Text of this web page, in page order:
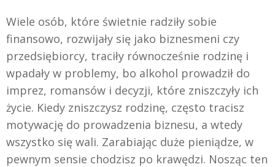
Wiele osób, które świetnie radziły sobie
finansowo, rozwijały się jako biznesmeni czy
przedsiębiorcy, traciły równocześnie rodzinę i
wpadały w problemy, bo alkohol prowadził do
imprez, romansów i decyzji, które zniszczyły ich
życie. Kiedy zniszczysz rodzinę, często tracisz
motywację do prowadzenia biznesu, a wtedy
wszystko się wali. Zarabiając duże pieniądze, w
pewnym sensie chodzisz po krawędzi. Nosząc ten